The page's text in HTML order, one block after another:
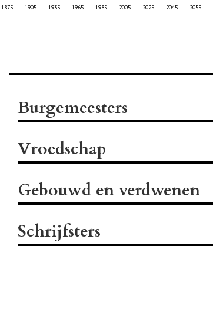
1875 1905 1935 1965 1985 2005 2025 2045 2055
Burgemeesters
Vroedschap
Gebouwd en verdwenen
Schrijfsters